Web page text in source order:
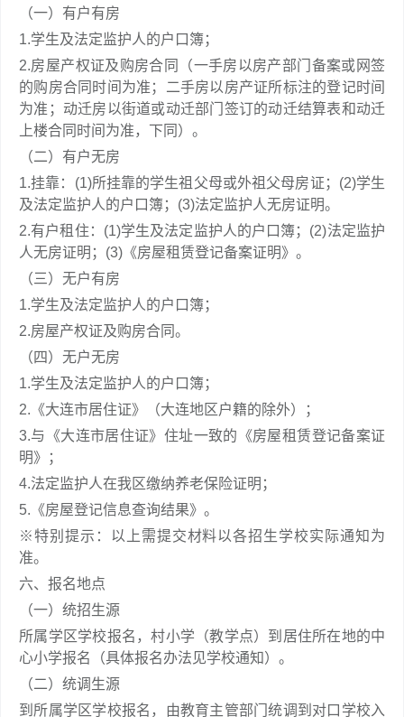
（一）有户有房
1.学生及法定监护人的户口簿；
2.房屋产权证及购房合同（一手房以房产部门备案或网签
的购房合同时间为准；二手房以房产证所标注的登记时间
为准；动迁房以街道或动迁部门签订的动迁结算表和动迁
上楼合同时间为准，下同）。
（二）有户无房
1.挂靠：(1)所挂靠的学生祖父母或外祖父母房证；(2)学生
及法定监护人的户口簿；(3)法定监护人无房证明。
2.有户租住：(1)学生及法定监护人的户口簿；(2)法定监护
人无房证明；(3)《房屋租赁登记备案证明》。
（三）无户有房
1.学生及法定监护人的户口簿；
2.房屋产权证及购房合同。
（四）无户无房
1.学生及法定监护人的户口簿；
2.《大连市居住证》（大连地区户籍的除外）；
3.与《大连市居住证》住址一致的《房屋租赁登记备案证
明》；
4.法定监护人在我区缴纳养老保险证明；
5.《房屋登记信息查询结果》。
※特别提示：以上需提交材料以各招生学校实际通知为
准。
六、报名地点
（一）统招生源
所属学区学校报名，村小学（教学点）到居住所在地的中
心小学报名（具体报名办法见学校通知）。
（二）统调生源
到所属学区学校报名，由教育主管部门统调到对口学校入